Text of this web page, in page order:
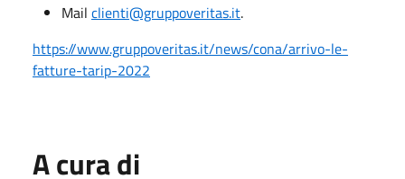
Mail clienti@gruppoveritas.it.
https://www.gruppoveritas.it/news/cona/arrivo-le-
fatture-tarip-2022
A cura di